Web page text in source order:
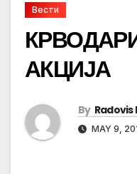
Вести
АКЦИЈА
By Radovis
MAY 9,